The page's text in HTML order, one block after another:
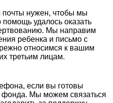
почты нужен, чтобы мы
помощь удалось оказать
Мы направим
ребенка и письмо с
относимся к вашим
третьим лицам.
если вы готовы
фонда. Мы можем связаться